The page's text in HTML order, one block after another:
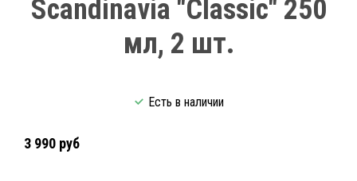
Scandinavia "Classic" 250
мл, 2 шт.
Есть в наличии
3 990 руб